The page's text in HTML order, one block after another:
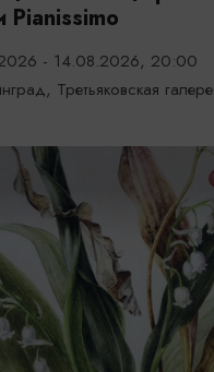
Pianissimo
- 14.08.2026, 20:00
Третьяковская